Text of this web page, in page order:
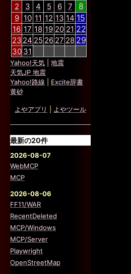
2 3 4 5 6 7 8
9 10 11 12 13 14 15
16 17 18 19 20 21 22
23 24 25 26 27 28 29
30 31
Yahoo!天気
地震
天気JP 地震
Yahoo!路線
Excite辞書
黄砂
よやアプリ よやツール
最新の20件
2026-08-07
WebMCP
MCP
2026-08-06
FF11/WAR
RecentDeleted
MCP/Windows
MCP/Server
Playwright
OpenStreetMap